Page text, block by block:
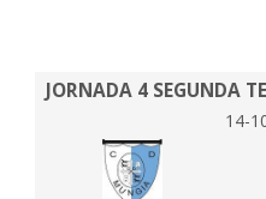
JORNADA 4 SEGUNDA
14-